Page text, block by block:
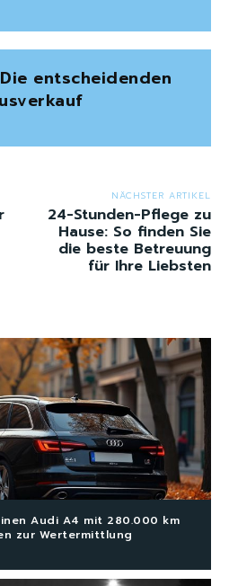
entscheidenden
NÄCHSTER ARTIKEL
24-Stunden-Pflege zu
Hause: So finden Sie
die beste Betreuung
für Ihre Liebsten
Audi A4 mit 280.000 km
zur Wertermittlung